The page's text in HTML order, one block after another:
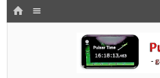
HOME